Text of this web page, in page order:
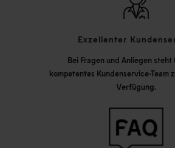
Exzellenter
Bei Fragen und Anliegen steht
kompetentes Kundenservice-Team
Verfügung.